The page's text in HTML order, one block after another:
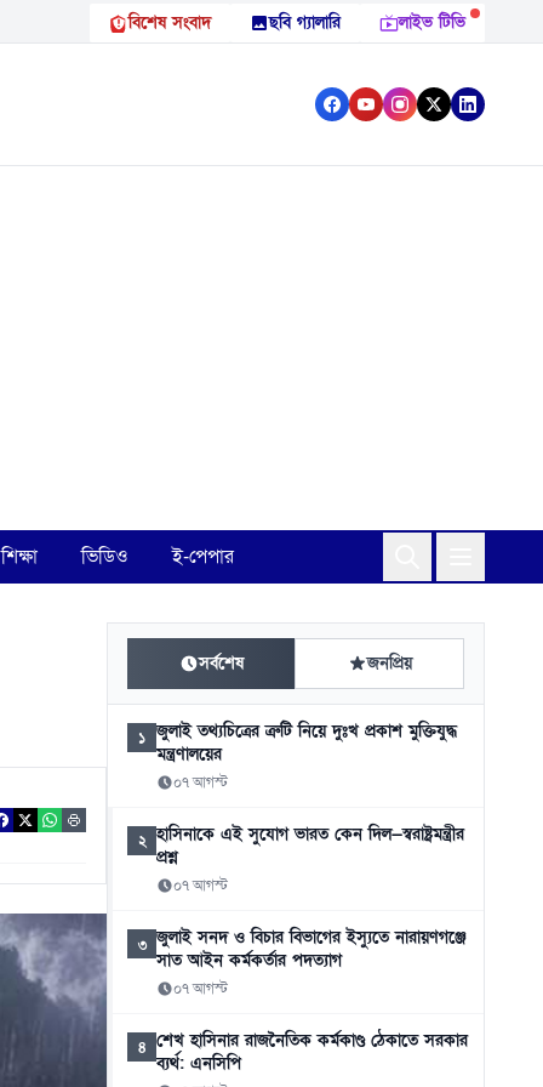
বিশেষ সংবাদ ছবি গ্যালারি লাইভ টিভি
শিক্ষা ভিডিও ই-পেপার
সর্বশেষ জনপ্রিয়
১ জুলাই তথ্যচিত্রের ত্রুটি নিয়ে দুঃখ প্রকাশ মুক্তিযুদ্ধ
মন্ত্রণালয়ের
০৭ আগস্ট
২ হাসিনাকে এই সুযোগ ভারত কেন দিল—স্বরাষ্ট্রমন্ত্রীর
প্রশ্ন
০৭ আগস্ট
৩ জুলাই সনদ ও বিচার বিভাগের ইস্যুতে নারায়ণগঞ্জে
সাত আইন কর্মকর্তার পদত্যাগ
০৭ আগস্ট
৪ শেখ হাসিনার রাজনৈতিক কর্মকাণ্ড ঠেকাতে সরকার
ব্যর্থ: এনসিপি